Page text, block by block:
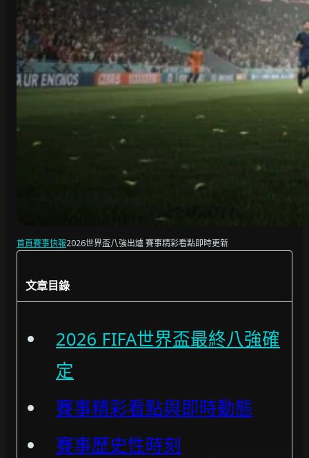
首頁賽事快報2026世界盃八強出爐 賽事精彩看點即時更新
文章目錄
2026 FIFA世界盃最終八強確
定
賽事精彩看點與即時動態
賽事歷史性時刻